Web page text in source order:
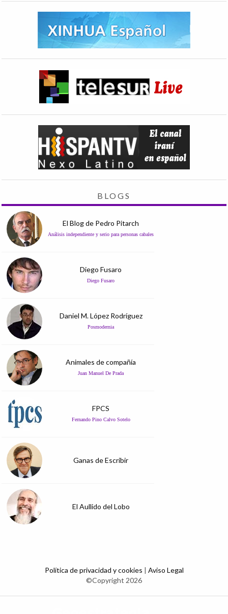
BLOGS
El Blog de Pedro Pitarch
Análisis independiente y serio para personas cabales
Diego Fusaro
Diego Fusaro
Daniel M. López Rodríguez
Posmodernia
Animales de compañía
Juan Manuel De Prada
FPCS
Fernando Pino Calvo Sotelo
Ganas de Escribir
El Aullido del Lobo
Política de privacidad y cookies | Aviso Legal
©Copyright 2026